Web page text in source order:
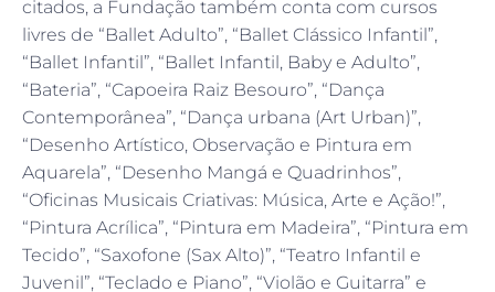
citados, a Fundação também conta com cursos
livres de “Ballet Adulto”, “Ballet Clássico Infantil”,
“Ballet Infantil”, “Ballet Infantil, Baby e Adulto”,
“Bateria”, “Capoeira Raiz Besouro”, “Dança
Contemporânea”, “Dança urbana (Art Urban)”,
“Desenho Artístico, Observação e Pintura em
Aquarela”, “Desenho Mangá e Quadrinhos”,
“Oficinas Musicais Criativas: Música, Arte e Ação!”,
“Pintura Acrílica”, “Pintura em Madeira”, “Pintura em
Tecido”, “Saxofone (Sax Alto)”, “Teatro Infantil e
Juvenil”, “Teclado e Piano”, “Violão e Guitarra” e